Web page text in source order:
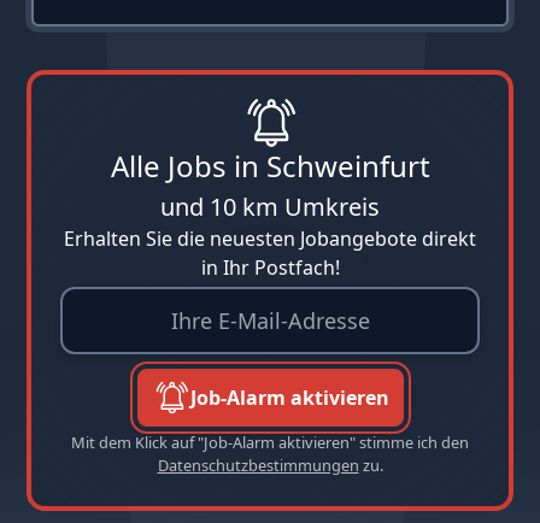
Alle Jobs in Schweinfurt
und 10 km Umkreis
Erhalten Sie die neuesten Jobangebote direkt
in Ihr Postfach!
Job-Alarm aktivieren
Mit dem Klick auf "Job-Alarm aktivieren" stimme ich den
Datenschutzbestimmungen zu.